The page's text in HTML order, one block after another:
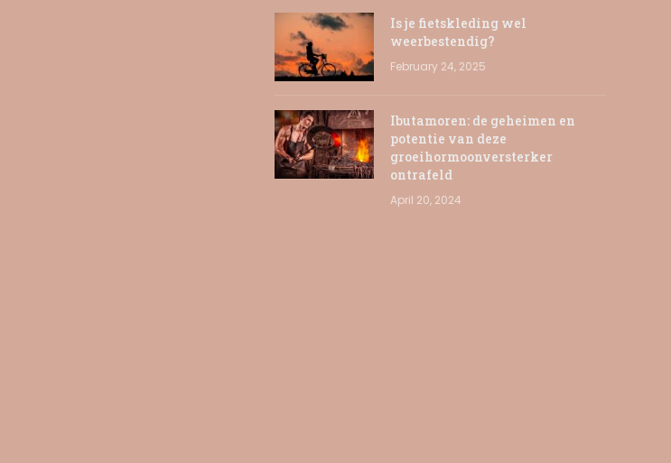
Is je fietskleding wel
weerbestendig?
February 24, 2025
Ibutamoren: de geheimen en
potentie van deze
groeihormoonversterker
ontrafeld
April 20, 2024